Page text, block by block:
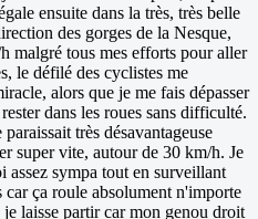
ensuite dans la très, très belle
des gorges de la Nesque,
malgré tous mes efforts pour aller
le défilé des cyclistes me
alors que je me fais dépasser
dans les roues sans difficulté.
très désavantageuse
super vite, autour de 30 km/h. Je
assez sympa tout en surveillant
car ça roule absolument n'importe
laisse partir car mon genou droit